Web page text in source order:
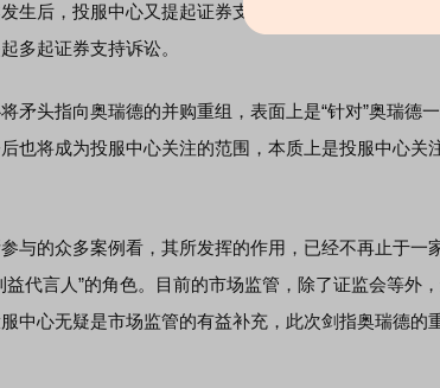
生后，投服中心又提起证券支持诉讼，以帮助利益受
多起证券支持诉讼。
头指向奥瑞德的并购重组，表面上是“针对”奥瑞德
也将成为投服中心关注的范围，本质上是投服中心关
的众多案例看，其所发挥的作用，已经不再止于一
益代言人”的角色。目前的市场监管，除了证监会等外
中心无疑是市场监管的有益补充，此次剑指奥瑞德的